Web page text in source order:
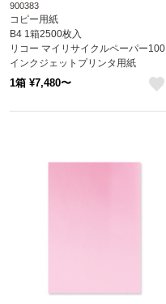
900383
コピー用紙
B4 1箱2500枚入
リコー マイリサイクルペーパー100
インクジェットプリンタ用紙
レーザープリンタ用紙
1箱 ¥7,480〜